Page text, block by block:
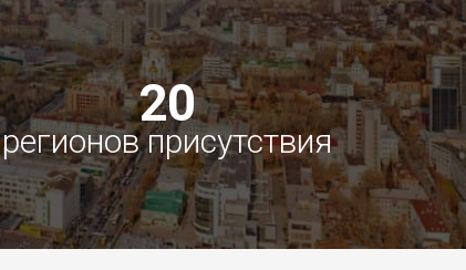
20
регионов присутствия